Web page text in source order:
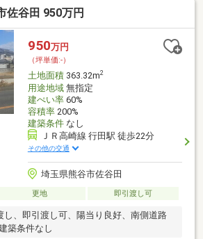
佐谷田 950万円
950万円
（坪単価:-）
土地面積363.32m2
用途地域無指定
建ぺい率60%
容積率200%
建築条件なし
ＪＲ高崎線 行田駅 徒歩22分
その他の交通
埼玉県熊谷市佐谷田
更地 即引渡し可
し、即引渡し可、陽当り良好、南側道路
築条件なし